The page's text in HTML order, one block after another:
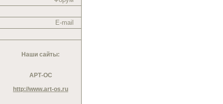
E-mail
Наши сайты:
АРТ-ОС
http://www.art-os.ru